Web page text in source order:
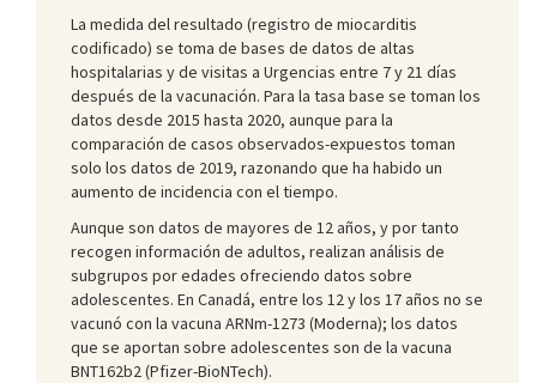
La medida del resultado (registro de miocarditis
codificado) se toma de bases de datos de altas
hospitalarias y de visitas a Urgencias entre 7 y 21 días
después de la vacunación. Para la tasa base se toman los
datos desde 2015 hasta 2020, aunque para la
comparación de casos observados-expuestos toman
solo los datos de 2019, razonando que ha habido un
aumento de incidencia con el tiempo.
Aunque son datos de mayores de 12 años, y por tanto
recogen información de adultos, realizan análisis de
subgrupos por edades ofreciendo datos sobre
adolescentes. En Canadá, entre los 12 y los 17 años no se
vacunó con la vacuna ARNm-1273 (Moderna); los datos
que se aportan sobre adolescentes son de la vacuna
BNT162b2 (Pfizer-BioNTech).